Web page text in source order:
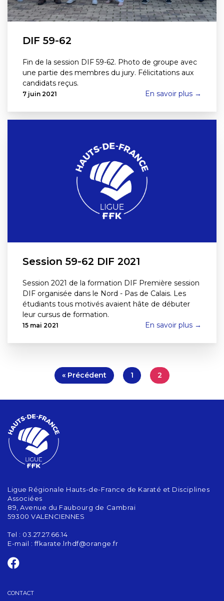
DIF 59-62
Fin de la session DIF 59-62. Photo de groupe avec
une partie des membres du jury. Félicitations aux
candidats reçus.
7 juin 2021 En savoir plus →
Session 59-62 DIF 2021
Session 2021 de la formation DIF Première session
DIF organisée dans le Nord - Pas de Calais. Les
étudiants tous motivés avaient hâte de débuter
leur cursus de formation.
15 mai 2021 En savoir plus →
« Précédent 1 2
Ligue Régionale Hauts-de-France de Karaté et Disciplines
Associées
89, Avenue du Faubourg de Cambrai
59300 VALENCIENNES
Tel : 03.27.27.66.14
E-mail :ffkarate.lrhdf@orange.fr
CONTACT